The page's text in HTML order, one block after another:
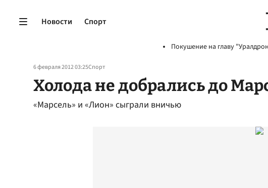
Новости Спорт
Покушение на главу
6 февраля 2012 03:25Спорт
Холода не добрались до
«Марсель» и «Лион» сыграли вничью